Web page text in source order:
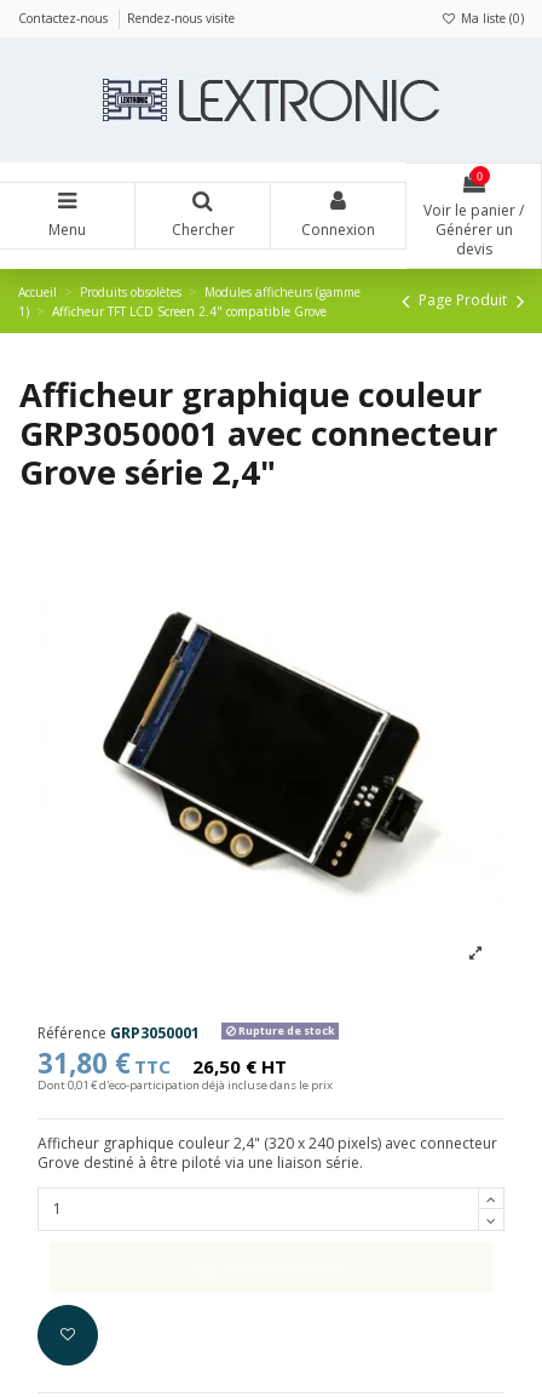
Contactez-nous Rendez-nous visite Ma liste (0)
Menu Chercher Connexion
0
Voir le panier /
Générer un
devis
Accueil Produits obsolètes
Modules afficheurs (gamme
1)
Afficheur TFT LCD Screen 2.4" compatible Grove
Page Produit
Afficheur graphique couleur
GRP3050001 avec connecteur
Grove série 2,4"
Référence GRP3050001 Rupture de stock
31,80 € TTC 26,50 € HT
Dont 0,01 € d'eco-participation déjà incluse dans le prix
Afficheur graphique couleur 2,4" (320 x 240 pixels) avec connecteur
Grove destiné à être piloté via une liaison série.
Panneau de gestion des cookies